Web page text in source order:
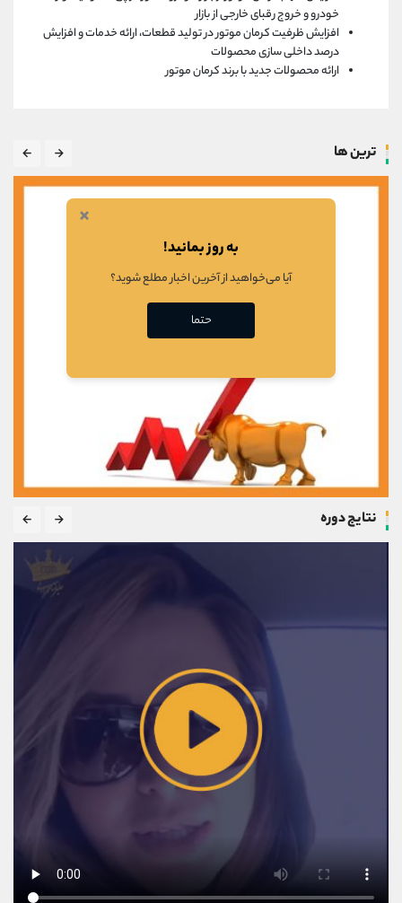
خودرو و خروج رقبای خارجی از بازار
افزایش ظرفیت کرمان موتور در تولید قطعات، ارائه خدمات و افزایش
درصد داخلی سازی محصولات
ارائه محصولات جدید با برند کرمان موتور
ترین ها
نتایج دوره
×
به روز بمانید!
آیا می‌خواهید از آخرین اخبار مطلع شوید؟
حتما